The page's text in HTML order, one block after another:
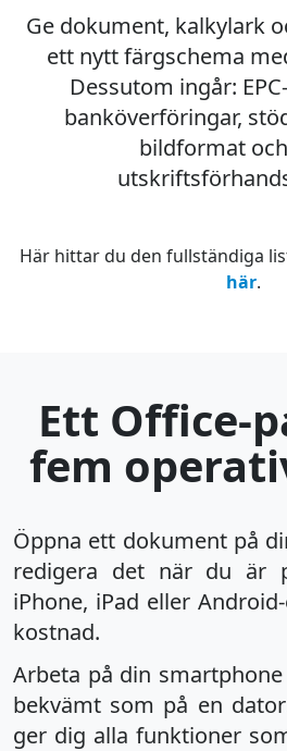
Ge dokument, kalkylark
ett nytt färgschema
Dessutom ingår:
banköverföringar,
bildformat
Här hittar du den fullständiga
här.
Ett Office-
fem
Öppna ett dokument på
redigera det när du är
iPhone, iPad eller
kostnad.
Arbeta på din
bekvämt som på en
ger dig alla funktioner